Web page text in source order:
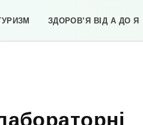
ЗДОРОВ’Я ВІД А ДО Я